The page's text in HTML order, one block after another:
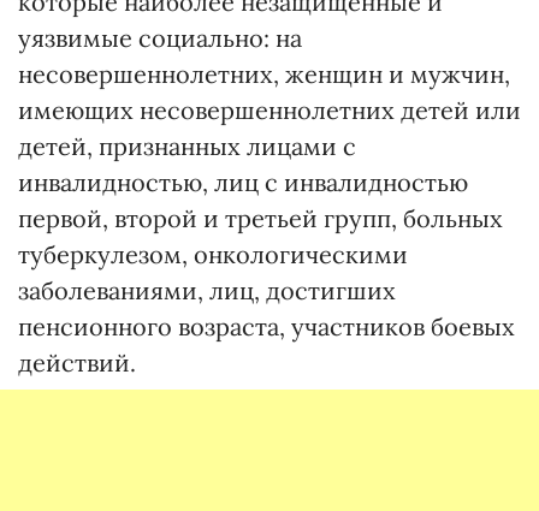
уязвимые социально: на
несовершеннолетних, женщин и мужчин,
имеющих несовершеннолетних детей или
детей, признанных лицами с
инвалидностью, лиц с инвалидностью
первой, второй и третьей групп, больных
туберкулезом, онкологическими
заболеваниями, лиц, достигших
пенсионного возраста, участников боевых
действий.